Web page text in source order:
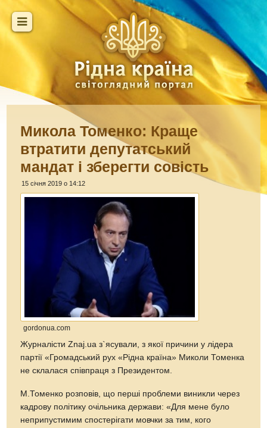
Микола Томенко: Краще
втратити депутатський
мандат і зберегти совість
15 січня 2019 о 14:12
gordonua.com
Журналісти Znaj.ua з`ясували, з якої причини у лідера
партії «Громадський рух «Рідна країна» Миколи Томенка
не склалася співпраця з Президентом.
М.Томенко розповів, що перші проблеми виникли через
кадрову політику очільника держави: «Для мене було
неприпустимим спостерігати мовчки за тим, кого